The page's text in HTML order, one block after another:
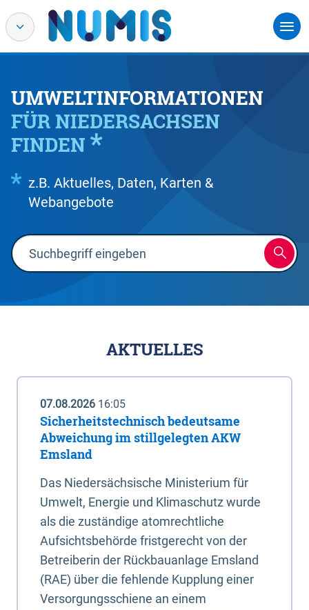
UMWELTINFORMATIONEN
FÜR NIEDERSACHSEN
FINDEN
z.B. Aktuelles, Daten, Karten &
Webangebote
AKTUELLES
07.08.2026 16:05
Sicherheitstechnisch bedeutsame
Abweichung im stillgelegten AKW
Emsland
Das Niedersächsische Ministerium für
Umwelt, Energie und Klimaschutz wurde
als die zuständige atomrechtliche
Aufsichtsbehörde fristgerecht von der
Betreiberin der Rückbauanlage Emsland
(RAE) über die fehlende Kupplung einer
Versorgungsschiene an einem